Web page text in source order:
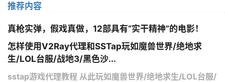
推荐内容
真枪实弹，假戏真做，12部具有“实干精神”的电影！
怎样使用V2Ray代理和SSTap玩如魔兽世界/绝地求
生/LOL台服/战地3/黑色沙...
sstap游戏代理教程 从此玩如魔兽世界/绝地求生/LOL台服/